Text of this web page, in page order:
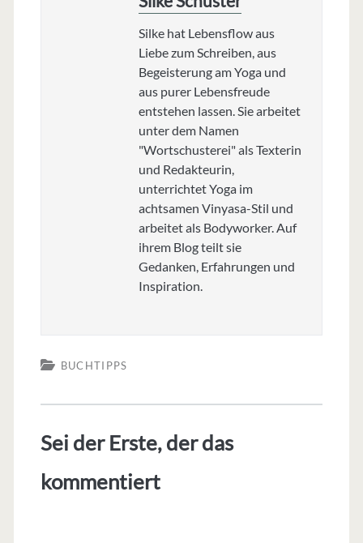
Silke hat Lebensflow aus
Liebe zum Schreiben, aus
Begeisterung am Yoga und
aus purer Lebensfreude
entstehen lassen. Sie arbeitet
unter dem Namen
"Wortschusterei" als Texterin
und Redakteurin,
unterrichtet Yoga im
achtsamen Vinyasa-Stil und
arbeitet als Bodyworker. Auf
ihrem Blog teilt sie
Gedanken, Erfahrungen und
Inspiration.
BUCHTIPPS
Sei der Erste, der das
kommentiert